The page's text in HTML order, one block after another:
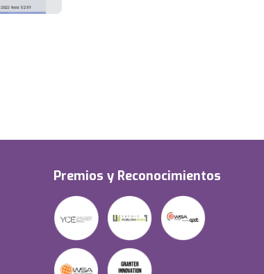
Premios y Reconocimientos